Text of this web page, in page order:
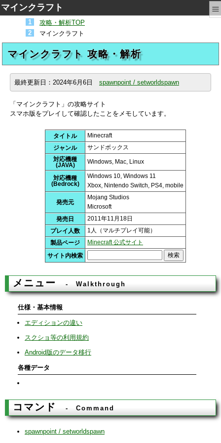
マインクラフト ≡
攻略・解析TOP
マインクラフト
マインクラフト 攻略・解析
最終更新日： 2024年6月6日 spawnpoint / setworldspawn
「マインクラフト」の攻略サイト
スマホ版をプレイして確認したことをメモしています。
タイトル
Minecraft
ジャンル
サンドボックス
対応機種
(JAVA)
Windows, Mac, Linux
対応機種
(Bedrock)
Windows 10, Windows 11
Xbox, Nintendo Switch, PS4, mobile
発売元
Mojang Studios
Microsoft
発売日
2011年11月18日
プレイ人数
1人（マルチプレイ可能）
製品ページ
Minecraft 公式サイト
サイト内検索
メニュー Walkthrough
仕様・基本情報
エディションの違い
スクショ等の利用規約
Android版のデータ移行
各種データ
コマンド Command
spawnpoint / setworldspawn